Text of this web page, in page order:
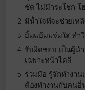
ชัด ไม่มีกระโชก โ
มีน้ำใจที่จะช่วยเห
ยิ้มแย้มแจ่มใส ทำ
รับผิดชอบ เป็นผู้น
เฉพาะหน้าไดดี
ร่วมมือ รู้จักทำงา
ต้องทำงานกับคนอื่